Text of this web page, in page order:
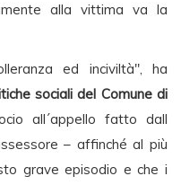
alla vittima va la
ed inciviltà", ha
sociali del Comune di
all´appello fatto dall
– affinché al più
grave episodio e che i